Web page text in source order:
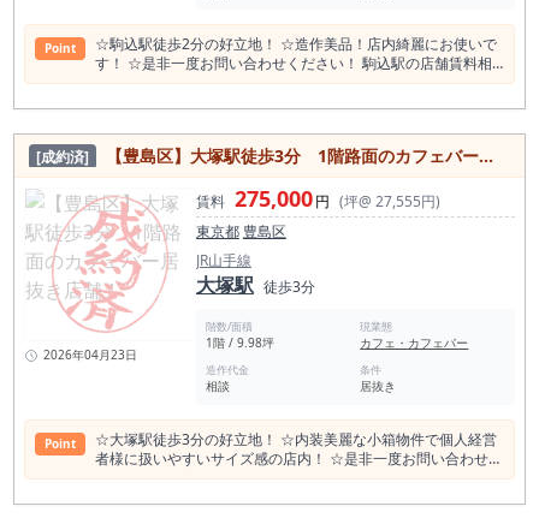
江戸橋公園 お手洗 豊島区立江戸橋公園 アトレヴィ巣鴨 三菱養
和会巣鴨グラウンド 巣鴨スポーツセンター 三菱養和会思斉館
三菱養和会巣鴨スポーツセンター 大塚ゴルフプラザ 文京学院
大学女子中学校・高等学校 文京学院大学女子中学校 Aoba
Japan International School Bunkyo Campus 福寿観音教会 高
村光雲・高村光太郎・高村智恵子の墓 藤岡作太郎の墓 海野勝
珉の墓 男爵古市公威の墓 従三位伯爵藤堂高潔墓 東京スイミン
グセンター 岩崎家墓所 豊島区立駒込西公園 東京工業大学創立
者・手島精一の墓 東京都立大塚ろう学校
Point
☆駒込駅徒歩2分の好立地！ ☆造作美品！店内綺麗にお使いで
す！ ☆是非一度お問い合わせください！ 駒込駅の店舗賃料相
場情報（直近1年間） 平均坪単価 18,353円 最も高い坪単
年 17,932円 2023年 20,318円 2022年 20,484円 2021年
23,070円 ＜駒込駅飲食店数 406件＞（食べログ調べ） 周辺
駅と比較して大きく変化がある特徴は無いが、若干居酒屋の数
が少ない傾向がある。 駒込駅前での居酒屋は成功する可能性が
あると思われる。 和食 124店 居酒屋 80店 カフェ 55
店 洋食・西洋料理 48店 中華料理 30店 ラーメン店 27店 スイ
ーツ店 26店 バー 25店 アジアエスニック 20店 焼
肉ホルモン 16店 カレー 16店 パン・サンドイッチ 15店 ＜駒込
駅周辺スポット情報＞ 染井吉野桜記念公園 東京琉球館 駒込公
園 駒込日枝神社 大國神社 駒込妙義坂子育地蔵尊 六義園 妙義神
社 澤田正太郎記念館 霜降銀座商店街 旧古河庭園 松の湯 東洋文
庫ミュージアム 文京区役所区民施設 六義公園運動場 建設省土
木研究所発祥の地碑 染井稲荷神社 大龍寺 巣鴨地蔵通り商店街
上田端八幡神社 駒込富士神社 東京染井温泉 Sakura とげぬき地
の科学館) <駒込駅 一日平均の乗降客数> 東京メトロ南北線 駒
込駅 36,384人2023年度一日平均 JR山手線 駒込駅
40,906人2022年度一日平均
[成約済] 【豊島区】大塚駅徒歩3分 1階路面のカフェバー居抜き店舗！
2026年04月23日
賃料 275,000円 (坪@ 27,555円)
東京都 豊島区
JR山手線
大塚駅 徒歩3分
階数/面積
1階 / 9.98坪
現業態
カフェ・カフェバー
造作代金
相談
条件
居抜き
Point
☆大塚駅徒歩3分の好立地！ ☆内装美麗な小箱物件で個人経営
者様に扱いやすいサイズ感の店内！ ☆是非一度お問い合わせく
ださい！ ＜物件周辺情報＞ JR大塚駅の一日平均乗降客数